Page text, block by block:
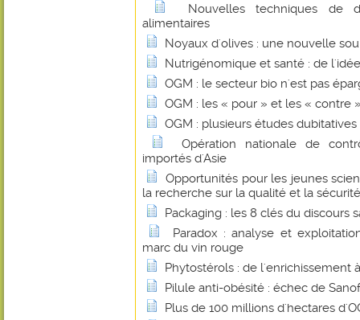
Nouvelles techniques de
alimentaires
Noyaux d'olives : une nouvelle
Nutrigénomique et santé : de
OGM : le secteur bio n'est pas
OGM : les « pour » et les « contre
OGM : plusieurs études dubitatives
Opération nationale de
importés d'Asie
Opportunités pour les jeunes
la recherche sur la qualité et la
Packaging : les 8 clés du discours
Paradox : analyse et
marc du vin rouge
Phytostérols : de l'enrichissement
Pilule anti-obésité : échec de
Plus de 100 millions d'hectares